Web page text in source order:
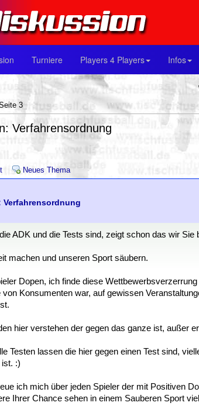
Turniere Players 4 Players Infos
3
Verfahrensordnung
Neues Thema
Verfahrensordnung
ADK und die Tests sind, zeigt schon das wir Sie
machen und unseren Sport säubern.
Dopen, ich finde diese Wettbewerbsverzerrung
Konsumenten war, auf gewissen
hier verstehen der gegen das ganze ist, außer
Testen lassen die hier gegen einen Test sind,
:)
ich mich über jeden Spieler der mit Positiven
Ihrer Chance sehen in einem Sauberen Sport